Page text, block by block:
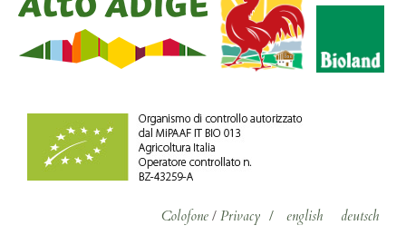
Colofone / Privacy / english deutsch